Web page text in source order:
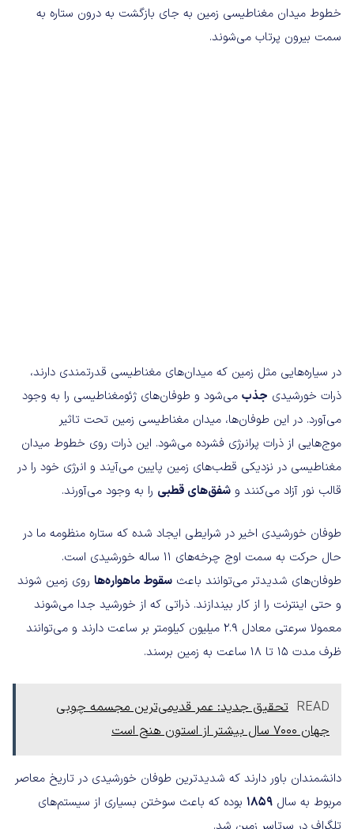
خطوط میدان مغناطیسی زمین به جای بازگشت به درون ستاره به
سمت بیرون پرتاب می‌شوند.
در سیاره‌هایی مثل زمین که میدان‌های مغناطیسی قدرتمندی دارند،
ذرات خورشیدی جذب می‌شود و طوفان‌های ژئومغناطیسی را به وجود
می‌آورد. در این طوفان‌ها، میدان مغناطیسی زمین تحت تاثیر
موج‌هایی از ذرات پرانرژی فشرده می‌شود. این ذرات روی خطوط میدان
مغناطیسی در نزدیکی قطب‌های زمین پایین می‌آیند و انرژی خود را در
قالب نور آزاد می‌کنند و شفق‌های قطبی را به وجود می‌آورند.
طوفان خورشیدی اخیر در شرایطی ایجاد شده که ستاره منظومه ما در
حال حرکت به سمت اوج چرخه‌های 11 ساله خورشیدی است.
طوفان‌های شدیدتر می‌توانند باعث سقوط ماهواره‌ها روی زمین شوند
و حتی اینترنت را از کار بیندازند. ذراتی که از خورشید جدا می‌شوند
معمولا سرعتی معادل 2.9 میلیون کیلومتر بر ساعت دارند و می‌توانند
ظرف مدت 15 تا 18 ساعت به زمین برسند.
READ تحقیق جدید: عمر قدیمی‌ترین مجسمه چوبی
جهان ۷۰۰۰ سال بیشتر از استون هنج است
دانشمندان باور دارند که شدیدترین طوفان خورشیدی در تاریخ معاصر
مربوط به سال 1859 بوده که باعث سوختن بسیاری از سیستم‌های